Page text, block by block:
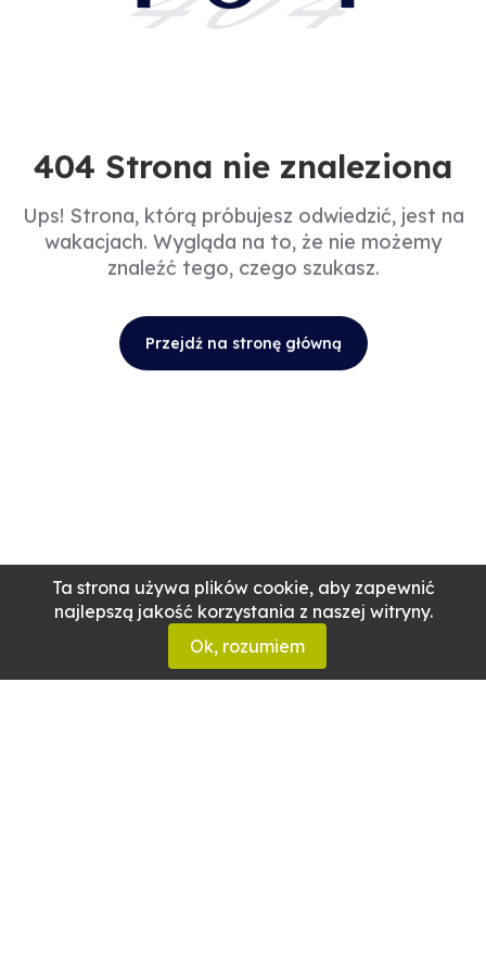
Ta strona używa plików cookie, aby zapewnić
najlepszą jakość korzystania z naszej witryny.
Ok, rozumiem
404 Strona nie znaleziona
Ups! Strona, którą próbujesz odwiedzić, jest na
wakacjach. Wygląda na to, że nie możemy
znaleźć tego, czego szukasz.
Przejdź na stronę główną